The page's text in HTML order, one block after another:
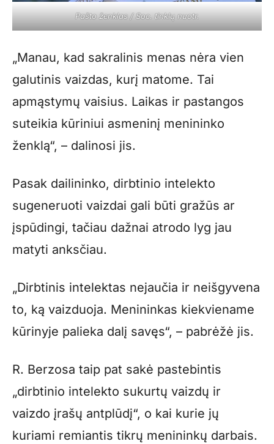
Pašto ženklas / Soc. tinklų nuotr.
„Manau, kad sakralinis menas nėra vien
galutinis vaizdas, kurį matome. Tai
apmąstymų vaisius. Laikas ir pastangos
suteikia kūriniui asmeninį menininko
ženklą“, – dalinosi jis.
Pasak dailininko, dirbtinio intelekto
sugeneruoti vaizdai gali būti gražūs ar
įspūdingi, tačiau dažnai atrodo lyg jau
matyti anksčiau.
„Dirbtinis intelektas nejaučia ir neišgyvena
to, ką vaizduoja. Menininkas kiekviename
kūrinyje palieka dalį savęs“, – pabrėžė jis.
R. Berzosa taip pat sakė pastebintis
„dirbtinio intelekto sukurtų vaizdų ir
vaizdo įrašų antplūdį“, o kai kurie jų
kuriami remiantis tikrų menininkų darbais.